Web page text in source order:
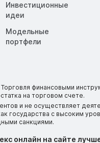
Инвестиционные
идеи
Модельные
портфели
Торговля финансовыми
на торговом счете.
и не осуществляет
государства с высоким
санкциями.
онлайн на сайте